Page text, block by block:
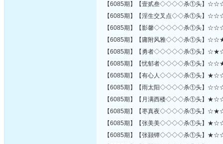
【6085期】【壹贰叁◇◇◇◇杀
【6085期】【淫生交叉点◇◇
【6085期】【影馨◇◇◇◇◇杀①
【6085期】【庸附风雅◇◇◇杀
【6085期】【勇者◇◇◇◇◇杀①
【6085期】【忧郁者◇◇◇◇杀
【6085期】【有心人◇◇◇◇杀
【6085期】【雨太阳◇◇◇◇杀
【6085期】【月满西楼◇◇◇杀
【6085期】【枣真夜◇◇◇◇杀
【6085期】【张美美◇◇◇◇杀
【6085期】【张颢镡◇◇◇◇杀